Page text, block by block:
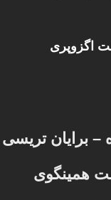
اگزوپری
– برایان تریسی
همینگوی